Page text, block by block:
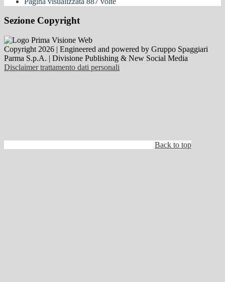
Sezione Copyright
Copyright 2026 | Engineered and powered by Gruppo Spaggiari
Parma S.p.A. | Divisione Publishing & New Social Media
Disclaimer trattamento dati personali
Back to top